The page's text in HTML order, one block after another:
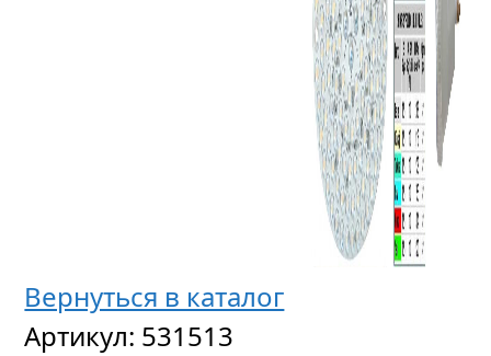
Вернуться в каталог
Артикул: 531513